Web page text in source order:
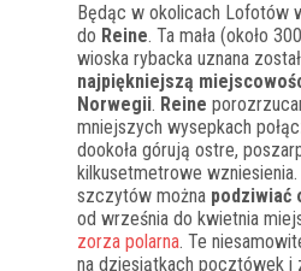
Będąc w okolicach Lofotów
do Reine. Ta mała (około
wioska rybacka uznana
najpiękniejszą
Norwegii. Reine
mniejszych wysepkach
dookoła górują ostre,
kilkusetmetrowe
szczytów można podziwiać
od września do kwietnia
zorza polarna. Te
na dziesiątkach pocztówek i